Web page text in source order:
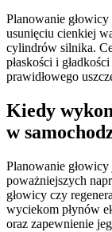
Planowanie
usunięciu cienkiej
cylindrów silnika.
płaskości i
prawidłowego
Kiedy
w
Planowanie
poważniejszych
głowicy czy
wyciekom płynów
oraz zapewnienie